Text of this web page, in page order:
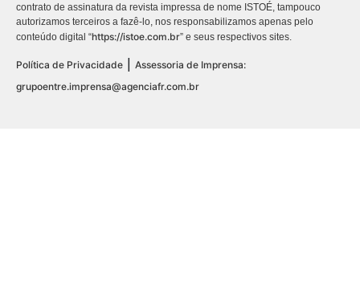
contrato de assinatura da revista impressa de nome ISTOÉ, tampouco
autorizamos terceiros a fazê-lo, nos responsabilizamos apenas pelo
conteúdo digital “https://istoe.com.br” e seus respectivos sites.
Política de Privacidade
Assessoria de Imprensa:
grupoentre.imprensa@agenciafr.com.br